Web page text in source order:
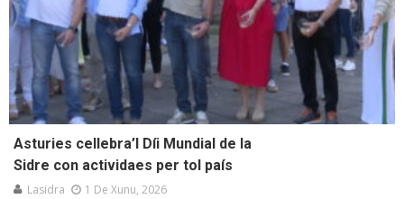
Asturies cellebra’l Díi Mundial de la
Sidre con actividaes per tol país
Lasidra 1 De Xunu, 2026